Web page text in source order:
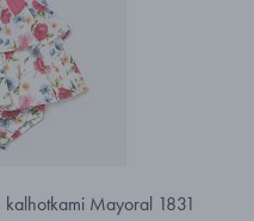
Mayoral 1831